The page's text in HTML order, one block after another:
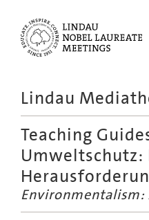
Lindau
Teaching
Umweltschutz:
Environmentalism: